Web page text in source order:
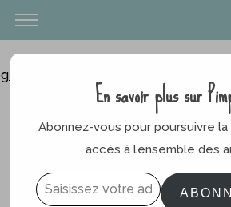
Couture Femme
Coudre mon premier
En savoir plus sur
Abonnez-vous pour poursuivre
accès à l’ensemble des